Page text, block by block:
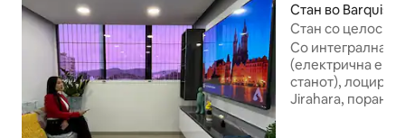
Стан во
Стан со целосна
централа, Nueva
Со интегрална
(електрична
станот),
Jirahara,